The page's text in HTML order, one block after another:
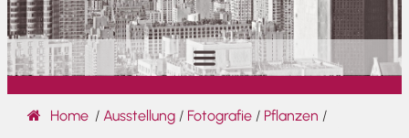
Home / Ausstellung / Fotografie / Pflanzen /